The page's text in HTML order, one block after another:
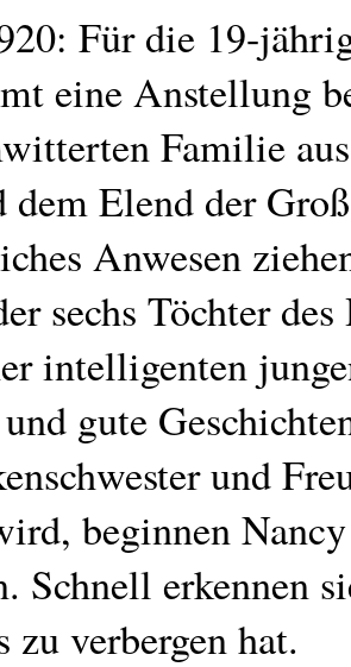
Für die 19-
eine Anstellung
Familie
Elend der
Anwesen
sechs Töchter
intelligenten
gute
und
beginnen
Schnell erkennen
zu verbergen hat.